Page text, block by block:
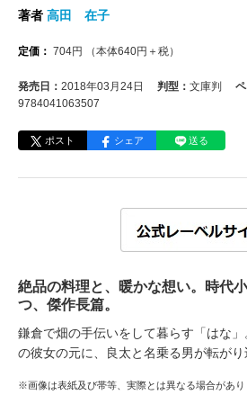
著者 高田 在子
定価： 704円 （本体640円＋税）
発売日： 2018年03月24日 判型： 文庫判
9784041063507
ポスト シェア 送る
絶品の料理と、暖かな想い。時代
つ、傑作長篇。
鎌倉で畑の手伝いをして暮らす「はな
の彼女の元に、良太と名乗る男が転がり
※画像は表紙及び帯等、実際とは異なる場合があり